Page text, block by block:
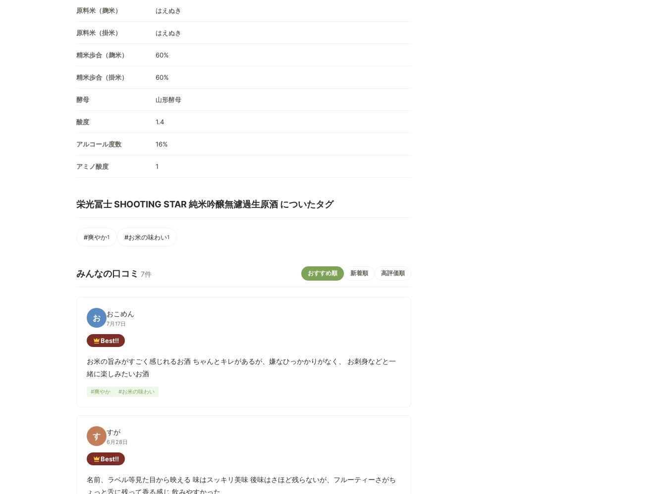
原料米（麹米） はえぬき
原料米（掛米） はえぬき
精米歩合（麹米） 60%
精米歩合（掛米） 60%
酵母 山形酵母
酸度 1.4
アルコール度数 16%
アミノ酸度 1
栄光冨士 SHOOTING STAR 純米吟醸無濾過生原酒 についたタグ
#爽やか1 #お米の味わい1
みんなの口コミ 7件 おすすめ順 新着順 高評価順
お おこめん
7月17日
Best!!
お米の旨みがすごく感じれるお酒 ちゃんとキレがあるが、嫌なひっかかりがなく、 お刺身などと一
緒に楽しみたいお酒
#爽やか #お米の味わい
す すが
6月28日
Best!!
名前、ラベル等見た目から映える 味はスッキリ美味 後味はさほど残らないが、フルーティーさがち
ょっと舌に残って香る感じ 飲みやすかった